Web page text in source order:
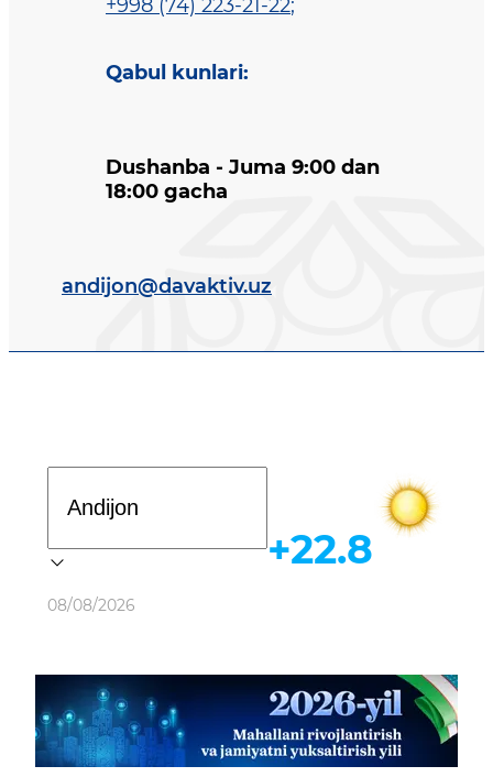
+998 (74) 223-21-22;
Qabul kunlari:
Dushanba - Juma 9:00 dan
18:00 gacha
andijon@davaktiv.uz
Ob-havo
08/08/2026
+22.8